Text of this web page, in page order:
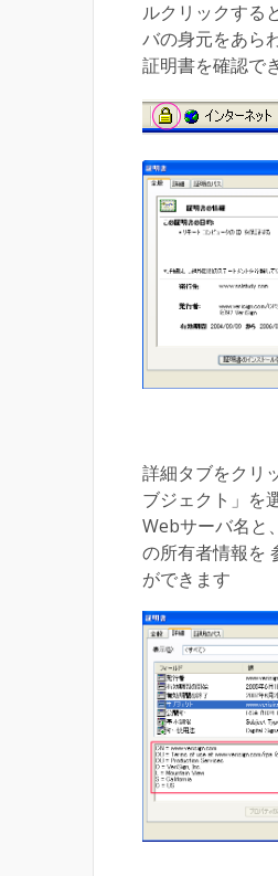
ルクリックする
バの身元をあら
証明書を確認で
詳細タブをクリ
ブジェクト」を
Webサーバ名と
の所有者情報を
ができます